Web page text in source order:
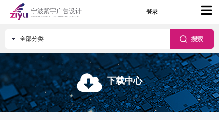
登录
全部分类
下载中心